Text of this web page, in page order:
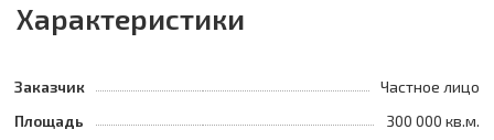
Характеристики
Заказчик
Частное лицо
Площадь
300 000 кв.м.